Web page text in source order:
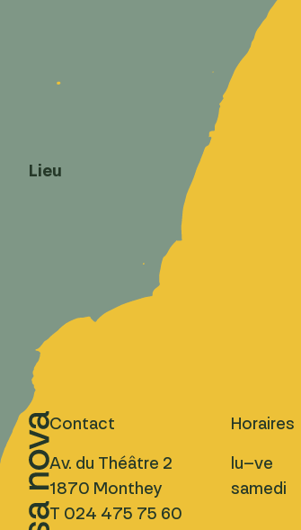
Lieu
Contact
Av. du Théâtre 2
1870 Monthey
T 024 475 75 60
Horaires
lu–ve
samedi